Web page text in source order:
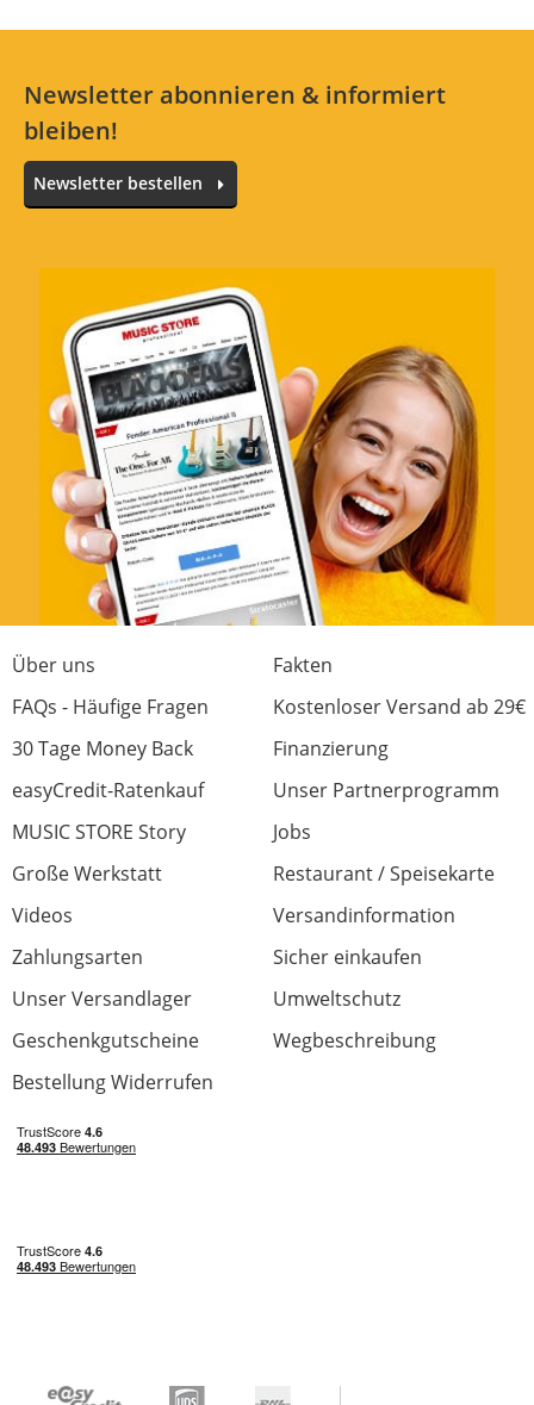
Newsletter abonnieren & informiert
bleiben!
Newsletter bestellen
Über uns
Fakten
FAQs - Häufige Fragen
Kostenloser Versand ab 29€
30 Tage Money Back
Finanzierung
easyCredit-Ratenkauf
Unser Partnerprogramm
MUSIC STORE Story
Jobs
Große Werkstatt
Restaurant / Speisekarte
Videos
Versandinformation
Zahlungsarten
Sicher einkaufen
Unser Versandlager
Umweltschutz
Geschenkgutscheine
Wegbeschreibung
Bestellung Widerrufen